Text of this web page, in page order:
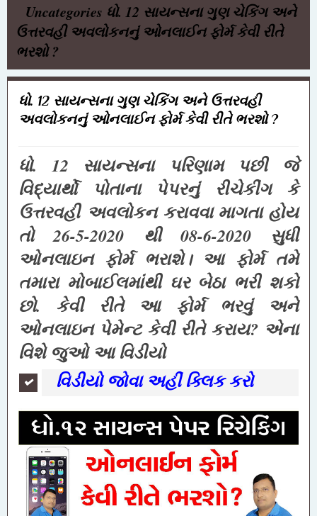
Uncategories ધો. 12 સાયન્સના ગુણ ચેકિંગ અને
ઉત્તરવહી અવલોકનનું ઓનલાઈન ફોર્મ કેવી રીતે
ભરશો ?
ધો. 12 સાયન્સના ગુણ ચેકિંગ અને ઉત્તરવહી
અવલોકનનું ઓનલાઈન ફોર્મ કેવી રીતે ભરશો ?
ધો. 12 સાયન્સના પરિણામ પછી જે
વિદ્યાર્થો પોતાના પેપરનું રીચેકીંગ કે
ઉત્તરવહી અવલોકન કરાવવા માગતા હોય
તો 26-5-2020 થી 08-6-2020 સુધી
ઓનલાઇન ફોર્મ ભરાશે। આ ફોર્મ તમે
તમારા મોબાઈલમાંથી ઘર બેઠા ભરી શકો
છો. કેવી રીતે આ ફોર્મ ભરવું અને
ઓનલાઇન પેમેન્ટ કેવી રીતે કરાય? એના
વિશે જુઓ આ વિડીયો
વિડીયો જોવા અહીં ક્લિક કરો